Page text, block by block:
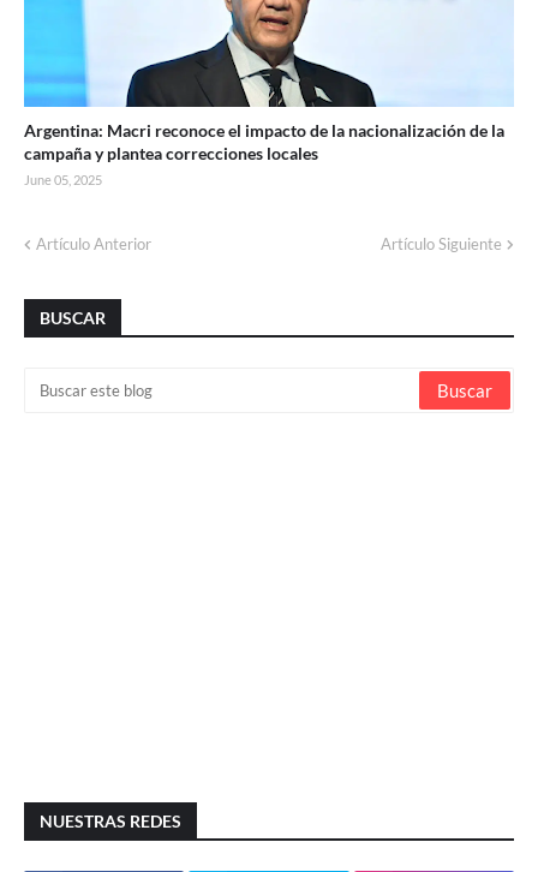
Argentina: Macri reconoce el impacto de la nacionalización de la
campaña y plantea correcciones locales
June 05, 2025
Artículo Anterior Artículo Siguiente
BUSCAR
NUESTRAS REDES